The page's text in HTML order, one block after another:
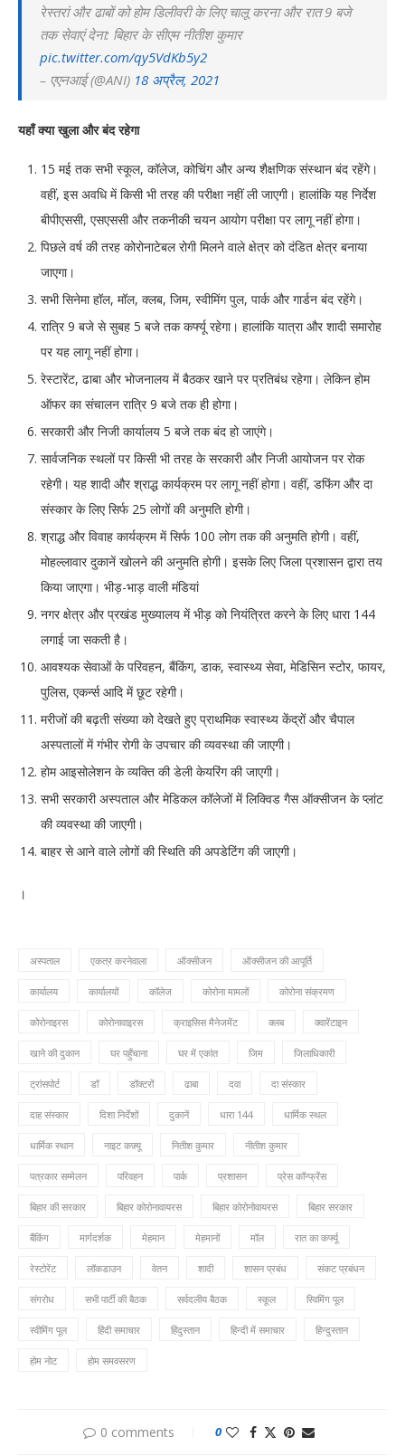
रेस्तरां और ढाबों को होम डिलीवरी के लिए चालू करना और रात 9 बजे
तक सेवाएं देना: बिहार के सीएम नीतीश कुमार
pic.twitter.com/qy5VdKb5y2
– एएनआई (@ANI) 18 अप्रैल, 2021
यहाँ क्या खुला और बंद रहेगा
15 मई तक सभी स्कूल, कॉलेज, कोचिंग और अन्य शैक्षणिक संस्थान बंद रहेंगे।
वहीं, इस अवधि में किसी भी तरह की परीक्षा नहीं ली जाएगी। हालांकि यह निर्देश
बीपीएससी, एसएससी और तकनीकी चयन आयोग परीक्षा पर लागू नहीं होगा।
पिछले वर्ष की तरह कोरोनाटेबल रोगी मिलने वाले क्षेत्र को दंडित क्षेत्र बनाया
जाएगा।
सभी सिनेमा हॉल, मॉल, क्लब, जिम, स्वीमिंग पुल, पार्क और गार्डन बंद रहेंगे।
रात्रि 9 बजे से सुबह 5 बजे तक कर्फ्यू रहेगा। हालांकि यात्रा और शादी समारोह
पर यह लागू नहीं होगा।
रेस्टारेंट, ढाबा और भोजनालय में बैठकर खाने पर प्रतिबंध रहेगा। लेकिन होम
ऑफर का संचालन रात्रि 9 बजे तक ही होगा।
सरकारी और निजी कार्यालय 5 बजे तक बंद हो जाएंगे।
सार्वजनिक स्थलों पर किसी भी तरह के सरकारी और निजी आयोजन पर रोक
रहेगी। यह शादी और श्राद्ध कार्यक्रम पर लागू नहीं होगा। वहीं, डफिंग और दा
संस्कार के लिए सिर्फ 25 लोगों की अनुमति होगी।
श्राद्ध और विवाह कार्यक्रम में सिर्फ 100 लोग तक की अनुमति होगी। वहीं,
मोहल्लावार दुकानें खोलने की अनुमति होगी। इसके लिए जिला प्रशासन द्वारा तय
किया जाएगा। भीड़-भाड़ वाली मंडियां
नगर क्षेत्र और प्रखंड मुख्यालय में भीड़ को नियंत्रित करने के लिए धारा 144
लगाई जा सकती है।
आवश्यक सेवाओं के परिवहन, बैंकिंग, डाक, स्वास्थ्य सेवा, मेडिसिन स्टोर, फायर,
पुलिस, एकर्न्स आदि में छूट रहेगी।
मरीजों की बढ़ती संख्या को देखते हुए प्राथमिक स्वास्थ्य केंद्रों और चैपाल
अस्पतालों में गंभीर रोगी के उपचार की व्यवस्था की जाएगी।
होम आइसोलेशन के व्यक्ति की डेली केयरिंग की जाएगी।
सभी सरकारी अस्पताल और मेडिकल कॉलेजों में लिक्विड गैस ऑक्सीजन के प्लांट
की व्यवस्था की जाएगी।
बाहर से आने वाले लोगों की स्थिति की अपडेटिंग की जाएगी।
।
अस्पताल एकत्र करनेवाला ऑक्सीजन ऑक्सीजन की आपूर्ति
कार्यालय कार्यालयों कॉलेज कोरोना मामलों कोरोना संक्रमण
कोरोनाइरस कोरोनावाइरस क्राइसिस मैनेजमेंट क्लब क्वारेंटाइन
खाने की दुकान घर पहुँचाना घर में एकांत जिम जिलाधिकारी
ट्रांसपोर्ट डॉ डॉक्टरों ढाबा दवा दा संस्कार
दाह संस्कार दिशा निर्देशों दुकानें धारा 144 धार्मिक स्थल
धार्मिक स्थान नाइट कफ़्यू नितीश कुमार नीतीश कुमार
पत्रकार सम्मेलन परिवहन पार्क प्रशासन प्रेस कॉन्फ्रेंस
बिहार की सरकार बिहार कोरोनावायरस बिहार कोरोनोवायरस बिहार सरकार
बैंकिंग मार्गदर्शक मेहमान मेहमानों मॉल रात का कर्फ्यू
रेस्टोरेंट लॉकडाउन वेतन शादी शासन प्रबंध संकट प्रबंधन
संगरोध सभी पार्टी की बैठक सर्वदलीय बैठक स्कूल स्विमिंग पूल
स्वीमिंग पूल हिंदी समाचार हिंदुस्तान हिन्दी में समाचार हिन्दुस्तान
होम नोट होम समवसरण
0 comments 0